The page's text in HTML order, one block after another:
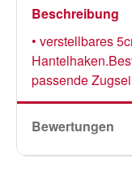
Beschreibung
• verstellbares
passende
Bewertungen